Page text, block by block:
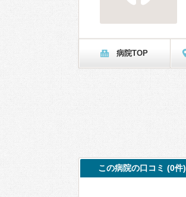
病院TOP
この病院の口コミ (0件)